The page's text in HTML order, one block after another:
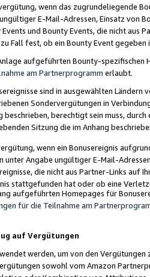
wenn das zugrundeliegende
E-Mail-Adressen, Einsatz von
und Bounty Events, die nicht
Fall fest, ob ein Bounty Event
aufgeführten Bounty-spezifischen
am Partnerprogramm erlaubt.
sind in ausgewählten Ländern
Sondervergütungen in
beschrieben, berechtigt sein muss,
Sitzung die im Anhang
wenn ein Bonusereignis
unter Angabe ungültiger E-Mail-
die nicht aus Partner-Links auf
stattgefunden hat oder ob eine
aufgeführten Homepages für
für die Teilnahme am
auf Vergütungen
werden, um von den
sowohl vom Amazon